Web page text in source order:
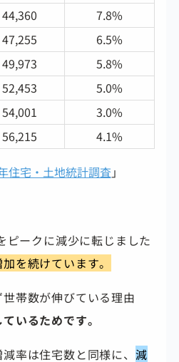
44,360
7.8%
47,255
6.5%
49,973
5.8%
52,453
5.0%
54,001
3.0%
56,215 4.1%
住宅・土地統計調査 」
ピークに減少に転じました
を続けています。
帯数が伸びている理由
いるためです。
率は住宅数と同様に、 減